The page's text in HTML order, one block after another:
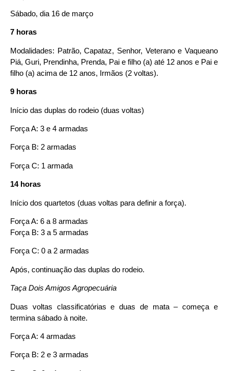
Sábado, dia 16 de março
7 horas
Modalidades: Patrão, Capataz, Senhor, Veterano e Vaqueano
Piá, Guri, Prendinha, Prenda, Pai e filho (a) até 12 anos e Pai e
filho (a) acima de 12 anos, Irmãos (2 voltas).
9 horas
Início das duplas do rodeio (duas voltas)
Força A: 3 e 4 armadas
Força B: 2 armadas
Força C: 1 armada
14 horas
Início dos quartetos (duas voltas para definir a força).
Força A: 6 a 8 armadas
Força B: 3 a 5 armadas
Força C: 0 a 2 armadas
Após, continuação das duplas do rodeio.
Taça Dois Amigos Agropecuária
Duas voltas classificatórias e duas de mata – começa e
termina sábado à noite.
Força A: 4 armadas
Força B: 2 e 3 armadas